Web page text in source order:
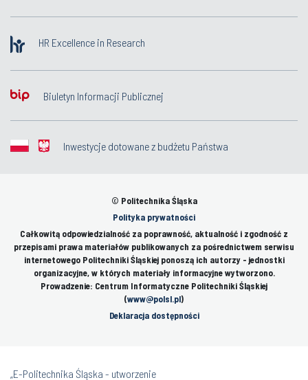
HR Excellence in Research
Biuletyn Informacji Publicznej
Inwestycje dotowane z budżetu Państwa
© Politechnika Śląska
Polityka prywatności
Całkowitą odpowiedzialność za poprawność, aktualność i zgodność z
przepisami prawa materiałów publikowanych za pośrednictwem serwisu
internetowego Politechniki Śląskiej ponoszą ich autorzy - jednostki
organizacyjne, w których materiały informacyjne wytworzono.
Prowadzenie: Centrum Informatyczne Politechniki Śląskiej
(www@polsl.pl)
Deklaracja dostępności
„E-Politechnika Śląska - utworzenie